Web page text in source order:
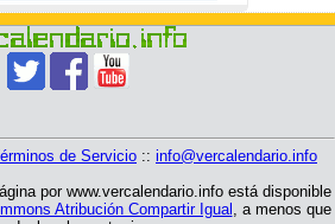
de Servicio :: info@vercalendario.info
por www.vercalendario.info está disponible
Atribución Compartir Igual , a menos que